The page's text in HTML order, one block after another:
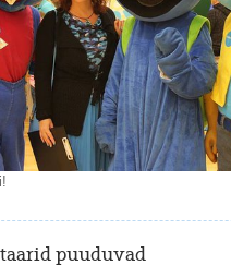
puuduvad